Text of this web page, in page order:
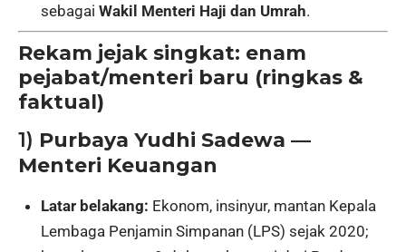
sebagai Wakil Menteri Haji dan Umrah.
Rekam jejak singkat: enam
pejabat/menteri baru (ringkas &
faktual)
1) Purbaya Yudhi Sadewa —
Menteri Keuangan
Latar belakang: Ekonom, insinyur, mantan Kepala
Lembaga Penjamin Simpanan (LPS) sejak 2020;